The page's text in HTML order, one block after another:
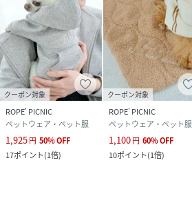
クーポン対象
ROPE' PICNIC
ペットウェア・ペット服
1,925円 50%OFF
17ポイント(1倍)
クーポン対象
ROPE' PICNIC
ペットウェア・ペット服
1,100円 60%OFF
10ポイント(1倍)